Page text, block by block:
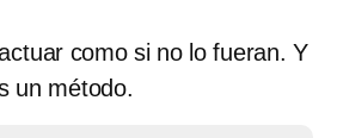
como si no lo fueran. Y
un método.